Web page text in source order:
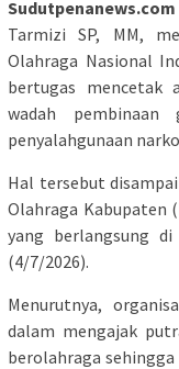
Tarmizi SP, MM,
Olahraga Nasional
bertugas mencetak
wadah
penyalahgunaan
Hal tersebut
Olahraga Kabupaten
yang berlangsung di
(4/7/2026).
Menurutnya,
dalam mengajak
berolahraga